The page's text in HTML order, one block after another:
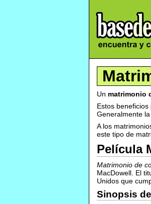
Un matrimonio
Estos
Generalmente
A los
este tipo de
Película
Matrimonio de
MacDowell. El
Unidos que
Sinopsis